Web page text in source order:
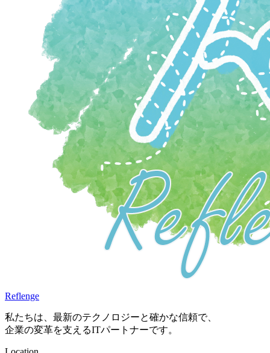
Reflenge
私たちは、最新のテクノロジーと確かな信頼で、
企業の変革を支えるITパートナーです。